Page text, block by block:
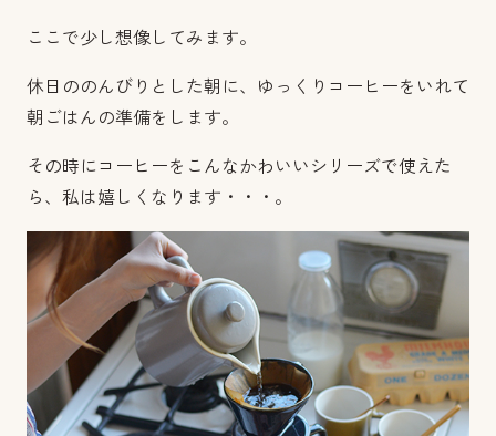
ここで少し想像してみます。
休日ののんびりとした朝に、ゆっくりコーヒーをいれて
朝ごはんの準備をします。
その時にコーヒーをこんなかわいいシリーズで使えた
ら、私は嬉しくなります・・・。